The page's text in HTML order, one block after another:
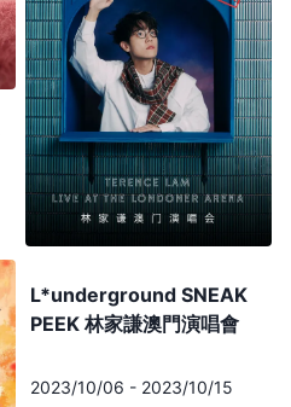
L*underground SNEAK
PEEK 林家謙澳門演唱會
2023/10/06 - 2023/10/15